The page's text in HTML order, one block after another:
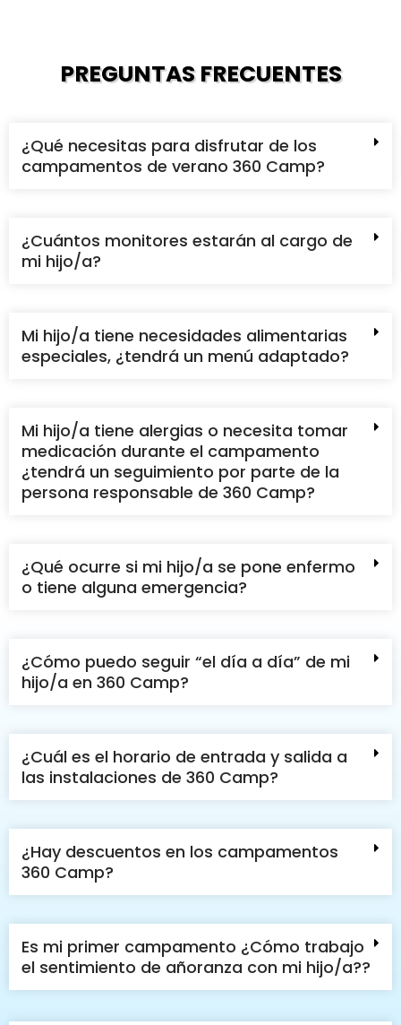
PREGUNTAS FRECUENTES
¿Qué necesitas para disfrutar de los
campamentos de verano 360 Camp?
¿Cuántos monitores estarán al cargo de
mi hijo/a?
Mi hijo/a tiene necesidades alimentarias
especiales, ¿tendrá un menú adaptado?
Mi hijo/a tiene alergias o necesita tomar
medicación durante el campamento
¿tendrá un seguimiento por parte de la
persona responsable de 360 Camp?
¿Qué ocurre si mi hijo/a se pone enfermo
o tiene alguna emergencia?
¿Cómo puedo seguir “el día a día” de mi
hijo/a en 360 Camp?
¿Cuál es el horario de entrada y salida a
las instalaciones de 360 Camp?
¿Hay descuentos en los campamentos
360 Camp?
Es mi primer campamento ¿Cómo trabajo
el sentimiento de añoranza con mi hijo/a??